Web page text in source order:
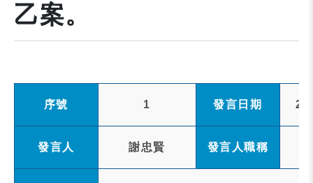
乙案。
序號 1 發言日期
發言人 謝忠賢 發言人職稱